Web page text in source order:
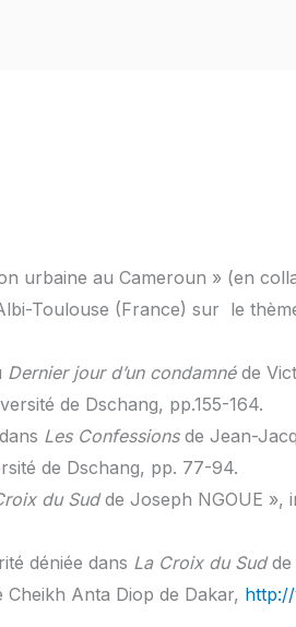
urbaine au Cameroun » (en
Toulouse (France) sur le
Dernier jour d’un condamnéde
de Dschang, pp.155-164.
Les Confessionsde Jean-
de Dschang, pp. 77-94.
du Sudde Joseph NGOUE »,
déniée dans La Croix du Sud
Cheikh Anta Diop de Dakar,